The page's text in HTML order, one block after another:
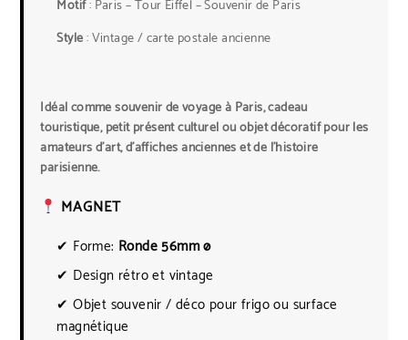
Motif: Paris – Tour Eiffel – Souvenir de Paris
Style: Vintage / carte postale ancienne
Idéal comme souvenir de voyage à Paris, cadeau
touristique, petit présent culturel ou objet décoratif pour les
amateurs d’art, d’affiches anciennes et de l’histoire
parisienne.
MAGNET
✔ Forme: Ronde 56mm ø
✔ Design rétro et vintage
✔ Objet souvenir / déco pour frigo ou surface
magnétique